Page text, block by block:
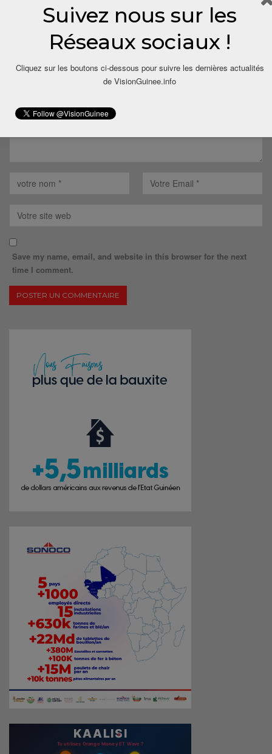
LAISSER UN COMMENTAIRE
Votre adresse email ne sera pas publiée.
Save my name, email, and website in this browser for the next
time I comment.
Suivez nous sur les
Réseaux sociaux !
Cliquez sur les boutons ci-dessous pour suivre les dernières actualités
de VisionGuinee.info